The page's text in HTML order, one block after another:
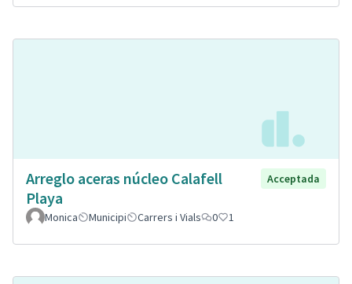
Arreglo aceras núcleo Calafell
Playa
Acceptada
Monica Municipi Carrers i Vials 0 1